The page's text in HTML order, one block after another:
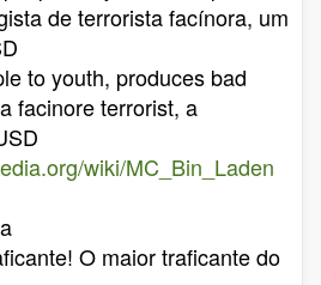
de terrorista facínora, um
to youth, produces bad
facinore terrorist, a
wiki/MC_Bin_Laden
O maior traficante do